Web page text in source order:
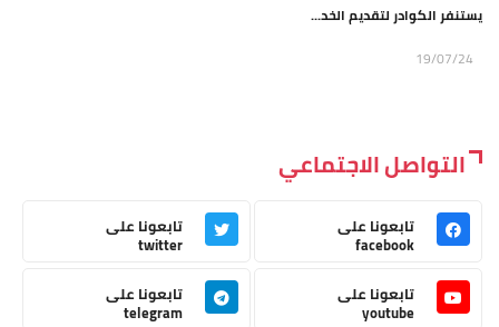
يستنفر الكوادر لتقديم الخد...
19/07/24
التواصل الاجتماعي
تابعونا على
facebook
تابعونا على
twitter
تابعونا على
youtube
تابعونا على
telegram